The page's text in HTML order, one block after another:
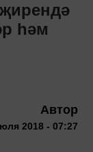
һәм
Автор
2018 - 07:27